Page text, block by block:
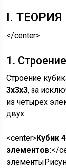
I. ТЕОРИЯ
</center>
1.
Строение
3х3х3, за
из четырех
двух.
<center>Кубик
элементов:</